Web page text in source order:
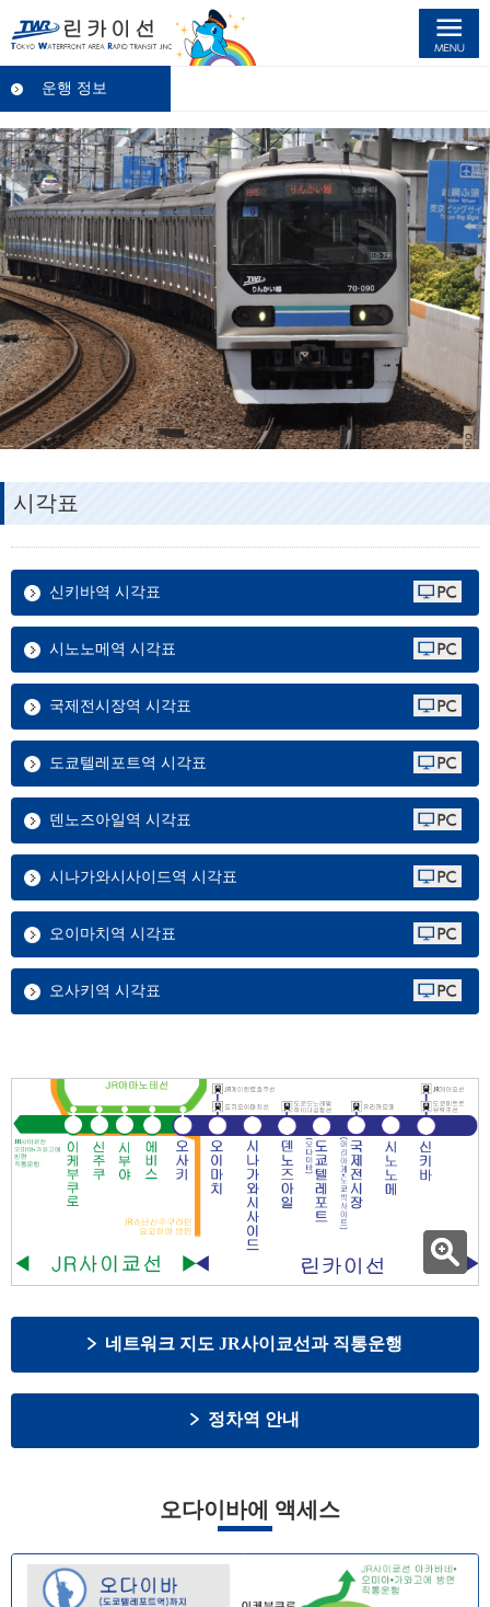
운행 정보
시각표
신키바역 시각표
시노노메역 시각표
국제전시장역 시각표
도쿄텔레포트역 시각표
덴노즈아일역 시각표
시나가와시사이드역 시각표
오이마치역 시각표
오사키역 시각표
네트워크 지도 JR사이쿄선과 직통운행
정차역 안내
오다이바에 액세스